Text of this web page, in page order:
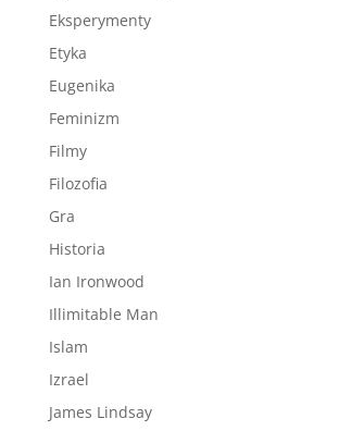
Eksperymenty
Etyka
Eugenika
Feminizm
Filmy
Filozofia
Gra
Historia
Ian Ironwood
Illimitable Man
Islam
Izrael
James Lindsay